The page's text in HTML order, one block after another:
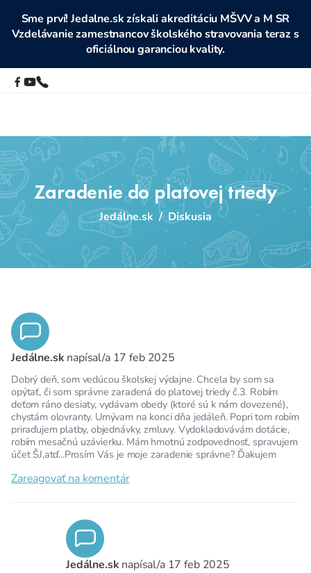
Sme prví! Jedalne.sk získali akreditáciu MŠVV a M SR
Vzdelávanie zamestnancov školského stravovania teraz s
oficiálnou garanciou kvality.
Zaradenie do platovej triedy
Jedálne.sk / Diskusia
Jedálne.sk napísal/a 17 feb 2025
Dobrý deň, som vedúcou školskej výdajne. Chcela by som sa
opýtať, či som správne zaradená do platovej triedy č.3. Robím
deťom ráno desiaty, vydávam obedy (ktoré sú k nám dovezené),
chystám olovranty. Umývam na konci dňa jedáleň. Popri tom robím
priraďujem platby, objednávky, zmluvy. Vydokladovávám dotácie,
robím mesačnú uzávierku. Mám hmotnú zodpovednosť, spravujem
účet ŠJ,atď...Prosím Vás je moje zaradenie správne? Ďakujem
Zareagovať na komentár
Jedálne.sk napísal/a 17 feb 2025